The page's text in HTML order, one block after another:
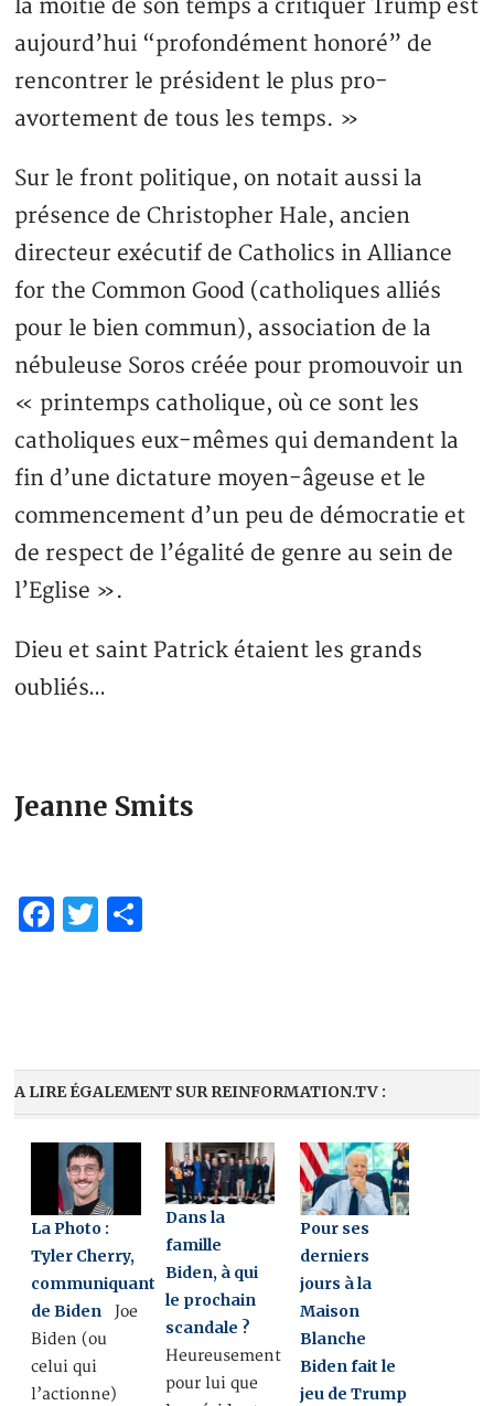
la moitié de son temps à critiquer Trump est
aujourd’hui “profondément honoré” de
rencontrer le président le plus pro-
avortement de tous les temps. »
Sur le front politique, on notait aussi la
présence de Christopher Hale, ancien
directeur exécutif de Catholics in Alliance
for the Common Good (catholiques alliés
pour le bien commun), association de la
nébuleuse Soros créée pour promouvoir un
« printemps catholique, où ce sont les
catholiques eux-mêmes qui demandent la
fin d’une dictature moyen-âgeuse et le
commencement d’un peu de démocratie et
de respect de l’égalité de genre au sein de
l’Eglise ».
Dieu et saint Patrick étaient les grands
oubliés…
Jeanne Smits
Facebook
Twitter
A LIRE ÉGALEMENT SUR REINFORMATION.TV :
La Photo :
Tyler Cherry,
communiquant
de Biden Joe
Biden (ou
celui qui
l’actionne)
Dans la
famille
Biden, à qui
le prochain
scandale ?
Heureusement
pour lui que
Pour ses
derniers
jours à la
Maison
Blanche
Biden fait le
jeu de Trump